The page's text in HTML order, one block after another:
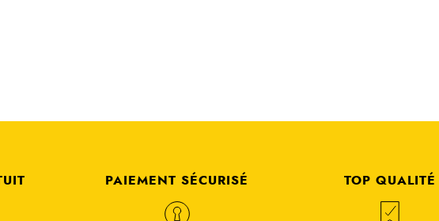
PAIEMENT SÉCURISÉ TOP QUALITÉ